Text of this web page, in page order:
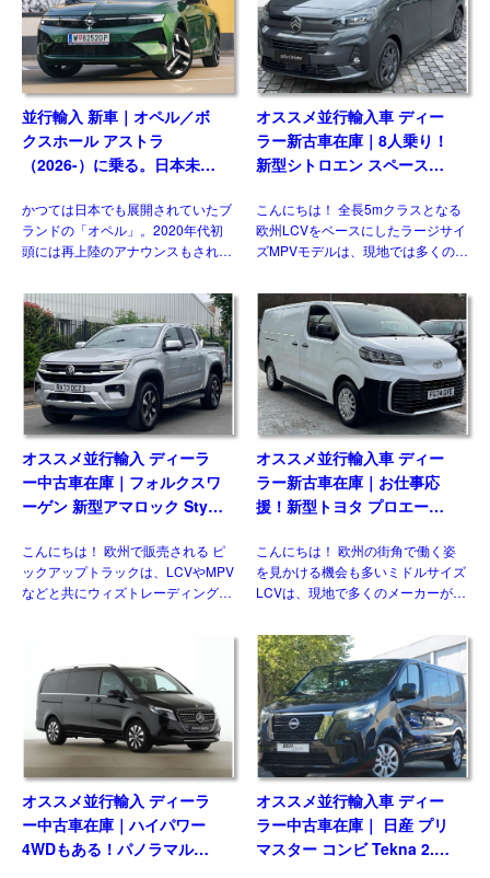
並行輸入 新車｜オペル／ボ
クスホール アストラ
（2026-）に乗る。日本未導
要・スペック・価格の情報。
かつては日本でも展開されていたブ
ランドの「オペル」。2020年代初
頭には再上陸のアナウンスもされま
ません。一方欧州では積極的なモデ
ル展開を行っており、ベストセラー
の基幹モデルがフェイスリフ […]
オススメ並行輸入車 ディー
ラー新古車在庫｜8人乗り！
新型シトロエン スペースツ
180 M 8AT 左ハンドル
こんにちは！ 全長5mクラスとなる
欧州LCVをベースにしたラージサイ
ズMPVモデルは、現地では多くのメ
状日本市場には正規導入されている
モデルはありません。そのなかでも
多くの兄弟車をもつモデ […]
オススメ並行輸入 ディーラ
ー中古車在庫｜フォルクスワ
ーゲン 新型アマロック Style
ドル
こんにちは！ 欧州で販売される ピ
ックアップトラックは、LCVやMPV
などと共にウィズトレーディング
イラックスに続 […]
オススメ並行輸入車 ディー
ラー新古車在庫｜お仕事応
援！新型トヨタ プロエース
3人乗り6MT 右ハンドル
こんにちは！ 欧州の街角で働く姿
を見かける機会も多いミドルサイズ
LCVは、現地で多くのメーカーがラ
日本市場にひとつも正規導入されて
おりません。そのなかでも欧州で高
い評価を得ている国産メーカ […]
オススメ並行輸入 ディーラ
ー中古車在庫｜ハイパワー
4WDもある！パノラマルー
オススメ並行輸入車 ディー
ラー中古車在庫｜ 日産 プリ
マスター コンビ Tekna 2.0